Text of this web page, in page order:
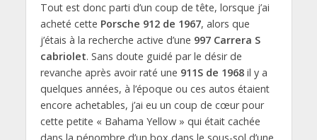
Tout est donc parti d’un coup de tête, lorsque j’ai
acheté cette Porsche 912 de 1967, alors que
j’étais à la recherche active d’une 997 Carrera S
cabriolet. Sans doute guidé par le désir de
revanche après avoir raté une 911S de 1968il y a
quelques années, à l’époque ou ces autos étaient
encore achetables, j’ai eu un coup de cœur pour
cette petite « Bahama Yellow » qui était cachée